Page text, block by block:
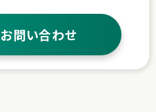
お問い合わせ